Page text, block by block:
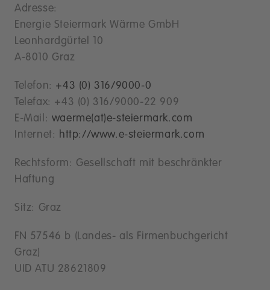
Adresse:
Energie Steiermark Wärme GmbH
Leonhardgürtel 10
A-8010 Graz
Telefon: +43 (0) 316/9000-0
Telefax: +43 (0) 316/9000-22 909
E-Mail: waerme(at)e-steiermark.com
Internet: http://www.e-steiermark.com
Rechtsform: Gesellschaft mit beschränkter
Haftung
Sitz: Graz
FN 57546 b (Landes- als Firmenbuchgericht
Graz)
UID ATU 28621809